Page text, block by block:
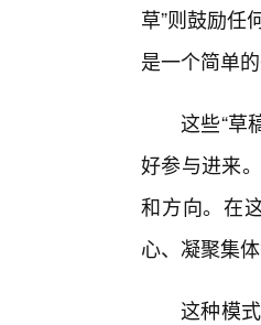
草”则鼓励任
是一个简单的
这些“草
好参与进来
和方向。在
心、凝聚集
这种模